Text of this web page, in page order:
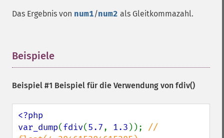
Das Ergebnis von num1/num2 als Gleitkommazahl.
Beispiele
Beispiel #1 Beispiel für die Verwendung von fdiv()
<?php
var_dump(fdiv(5.7, 1.3 )); //